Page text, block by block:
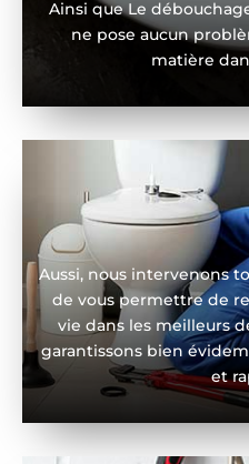
Ainsi que Le
ne pose aucun
matière
Aussi, nous intervenons
de vous permettre de
vie dans les meilleurs
garantissons bien
et